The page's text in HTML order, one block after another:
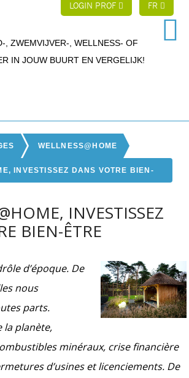
LOGIN PROF FR
, ZWEMVIJVER-, WELLNESS- OF
IN JOUW BUURT EN VERGELIJK!
WELLNESS@HOME
INVESTISSEZ DANS VOTRE BIEN-
INVESTISSEZ
BIEN-ÊTRE
d’époque. De
nous
parts.
la planète,
minéraux, crise financière
d’usines et licenciements. De